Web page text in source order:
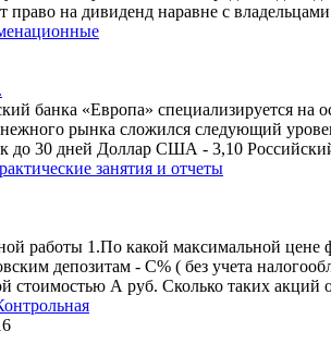
на дивиденд наравне с
банка «Европа» специализируется на
рынка сложился следующий
до 30 дней Доллар США - 3,10
занятия и отчеты
работы 1.По какой максимальной
депозитам - С% ( без учета
стоимостью А руб. Сколько таких акций